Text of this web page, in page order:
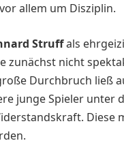
allem um Disziplin.
Struffals
zunächst nicht
Durchbruch ließ
junge Spieler unter
Diese